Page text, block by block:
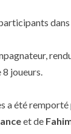
dans
joueurs.
a été remporté
et de